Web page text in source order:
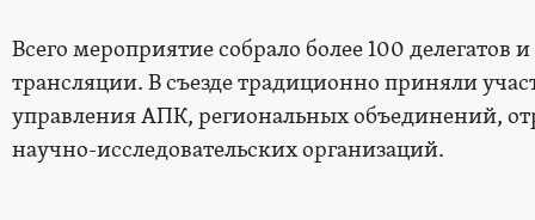
Всего мероприятие собрало более 100 делегатов
трансляции. В съезде традиционно приняли
управления АПК, региональных объединений,
научно-исследовательских организаций.